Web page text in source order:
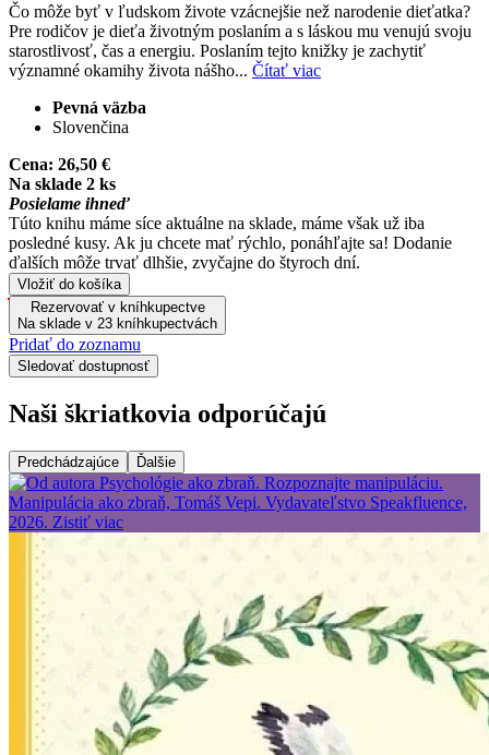
Čo môže byť v ľudskom živote vzácnejšie než narodenie dieťatka?
Pre rodičov je dieťa životným poslaním a s láskou mu venujú svoju
starostlivosť, čas a energiu. Poslaním tejto knižky je zachytiť
významné okamihy života nášho... Čítať viac
Pevná väzba
Slovenčina
Cena: 26,50 €
Na sklade 2 ks
Posielame ihneď
Túto knihu máme síce aktuálne na sklade, máme však už iba
posledné kusy. Ak ju chcete mať rýchlo, ponáhľajte sa! Dodanie
ďalších môže trvať dlhšie, zvyčajne do štyroch dní.
Vložiť do košíka
Rezervovať v kníhkupectve
Na sklade v 23 kníhkupectvách
Pridať do zoznamu
Sledovať dostupnosť
Naši škriatkovia odporúčajú
Predchádzajúce Ďalšie